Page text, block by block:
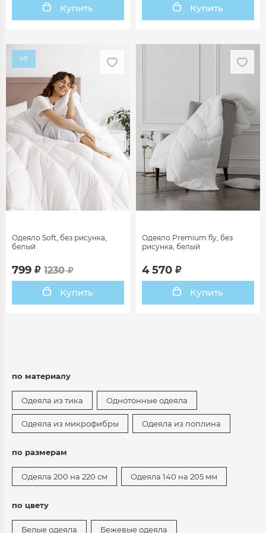
Купить Купить
HIT
Одеяло Soft, без рисунка,
белый
799
1230
Купить
Одеяло Premium fly, без
рисунка, белый
4 570
Купить
по материалу
Одеяла из тика Однотонные одеяла
Одеяла из микрофибры Одеяла из поплина
по размерам
Одеяла 200 на 220 см Одеяла 140 на 205 мм
по цвету
Белые одеяла Бежевые одеяла